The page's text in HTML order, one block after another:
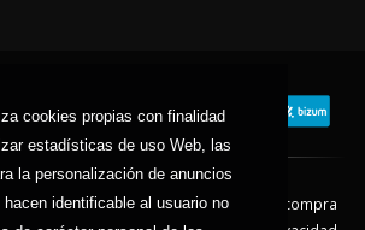
cookies propias con finalidad
estadísticas de uso Web, las
la personalización de anuncios
identificable al usuario no
Aviso Legal
Condiciones de compra